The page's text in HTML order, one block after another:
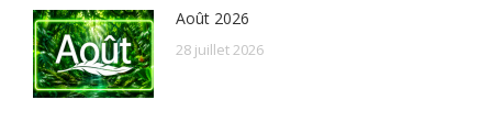
Août 2026
28 juillet 2026